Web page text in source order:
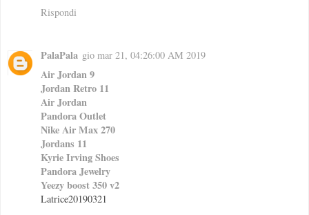
Rispondi
PalaPala gio mar 21, 04:26:00 AM 2019
Air Jordan 9
Jordan Retro 11
Air Jordan
Pandora Outlet
Nike Air Max 270
Jordans 11
Kyrie Irving Shoes
Pandora Jewelry
Yeezy boost 350 v2
Latrice20190321